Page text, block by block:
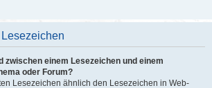
zwischen einem Lesezeichen und einem
oder Forum?
Lesezeichen ähnlich den Lesezeichen in Web-